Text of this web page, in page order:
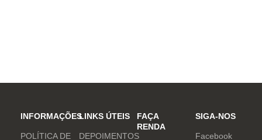
INFORMAÇÕES
POLÍTICA DE
LINKS ÚTEIS
DEPOIMENTOS
FAÇA
RENDA
SIGA-NOS
Facebook